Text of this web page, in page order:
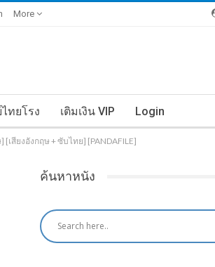
More
ทยโรง เติมเงิน VIP Login
สียงอังกฤษ + ซับไทย] [PANDAFILE]
ค้นหาหนัง